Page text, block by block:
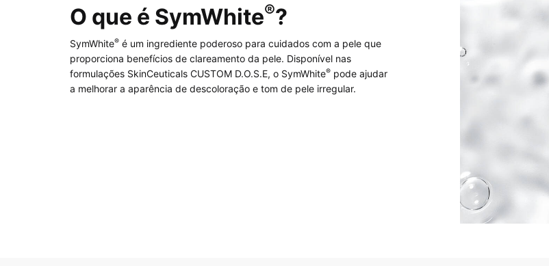
O que é SymWhite®?
SymWhite® é um ingrediente poderoso para cuidados com a pele que
proporciona benefícios de clareamento da pele. Disponível nas
formulações SkinCeuticals CUSTOM D.O.S.E, o SymWhite® pode ajudar
a melhorar a aparência de descoloração e tom de pele irregular.